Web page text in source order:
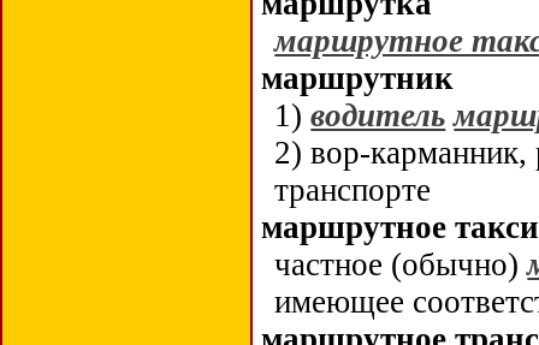
маршрутное
маршрутник
1)водитель
2) вор-
транспорте
маршрутное такси
частное (обычно)
имеющее